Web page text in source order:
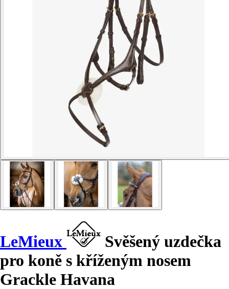
LeMieux
Svěšený uzdečka
pro koně s kříženým nosem
Grackle Havana